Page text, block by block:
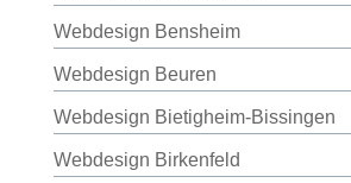
Webdesign Bensheim
Webdesign Beuren
Webdesign Bietigheim-Bissingen
Webdesign Birkenfeld